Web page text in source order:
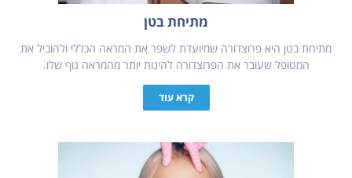
מתיחת בטן
מתיחת בטן היא פרוצדורה שמיועדת לשפר את המראה הכללי ולהוביל את
המטופל שעובר את הפרוצדורה להינות יותר מהמראה גוף שלו.
קרא עוד